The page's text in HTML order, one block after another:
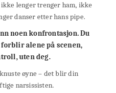
lenger trenger ham, ikke
danser etter hans pipe.
noen konfrontasjon. Du
alene på scenen,
uten deg.
øyne – det blir din
narsissisten.